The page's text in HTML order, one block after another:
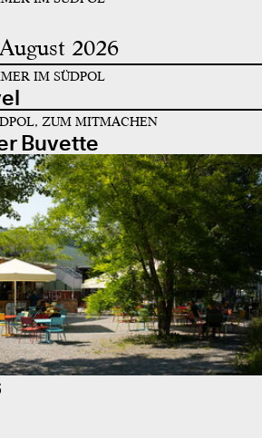
August 2026
IM SÜDPOL
ZUM MITMACHEN
Buvette